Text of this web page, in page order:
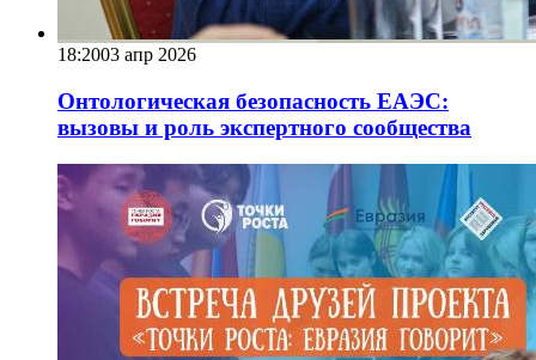
18:2003 апр 2026
Онтологическая безопасность ЕАЭС:
вызовы и роль экспертного сообщества